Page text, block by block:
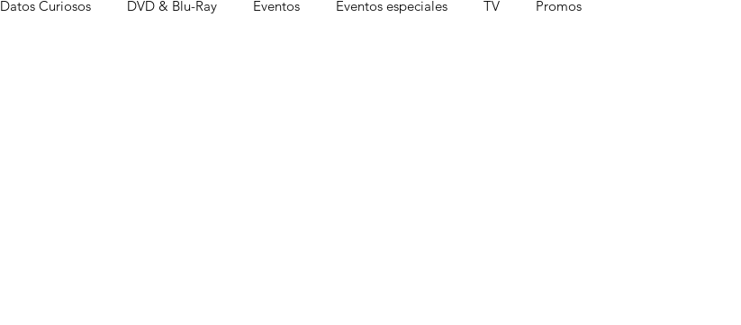
Datos Curiosos DVD & Blu-Ray Eventos Eventos especiales TV Promos